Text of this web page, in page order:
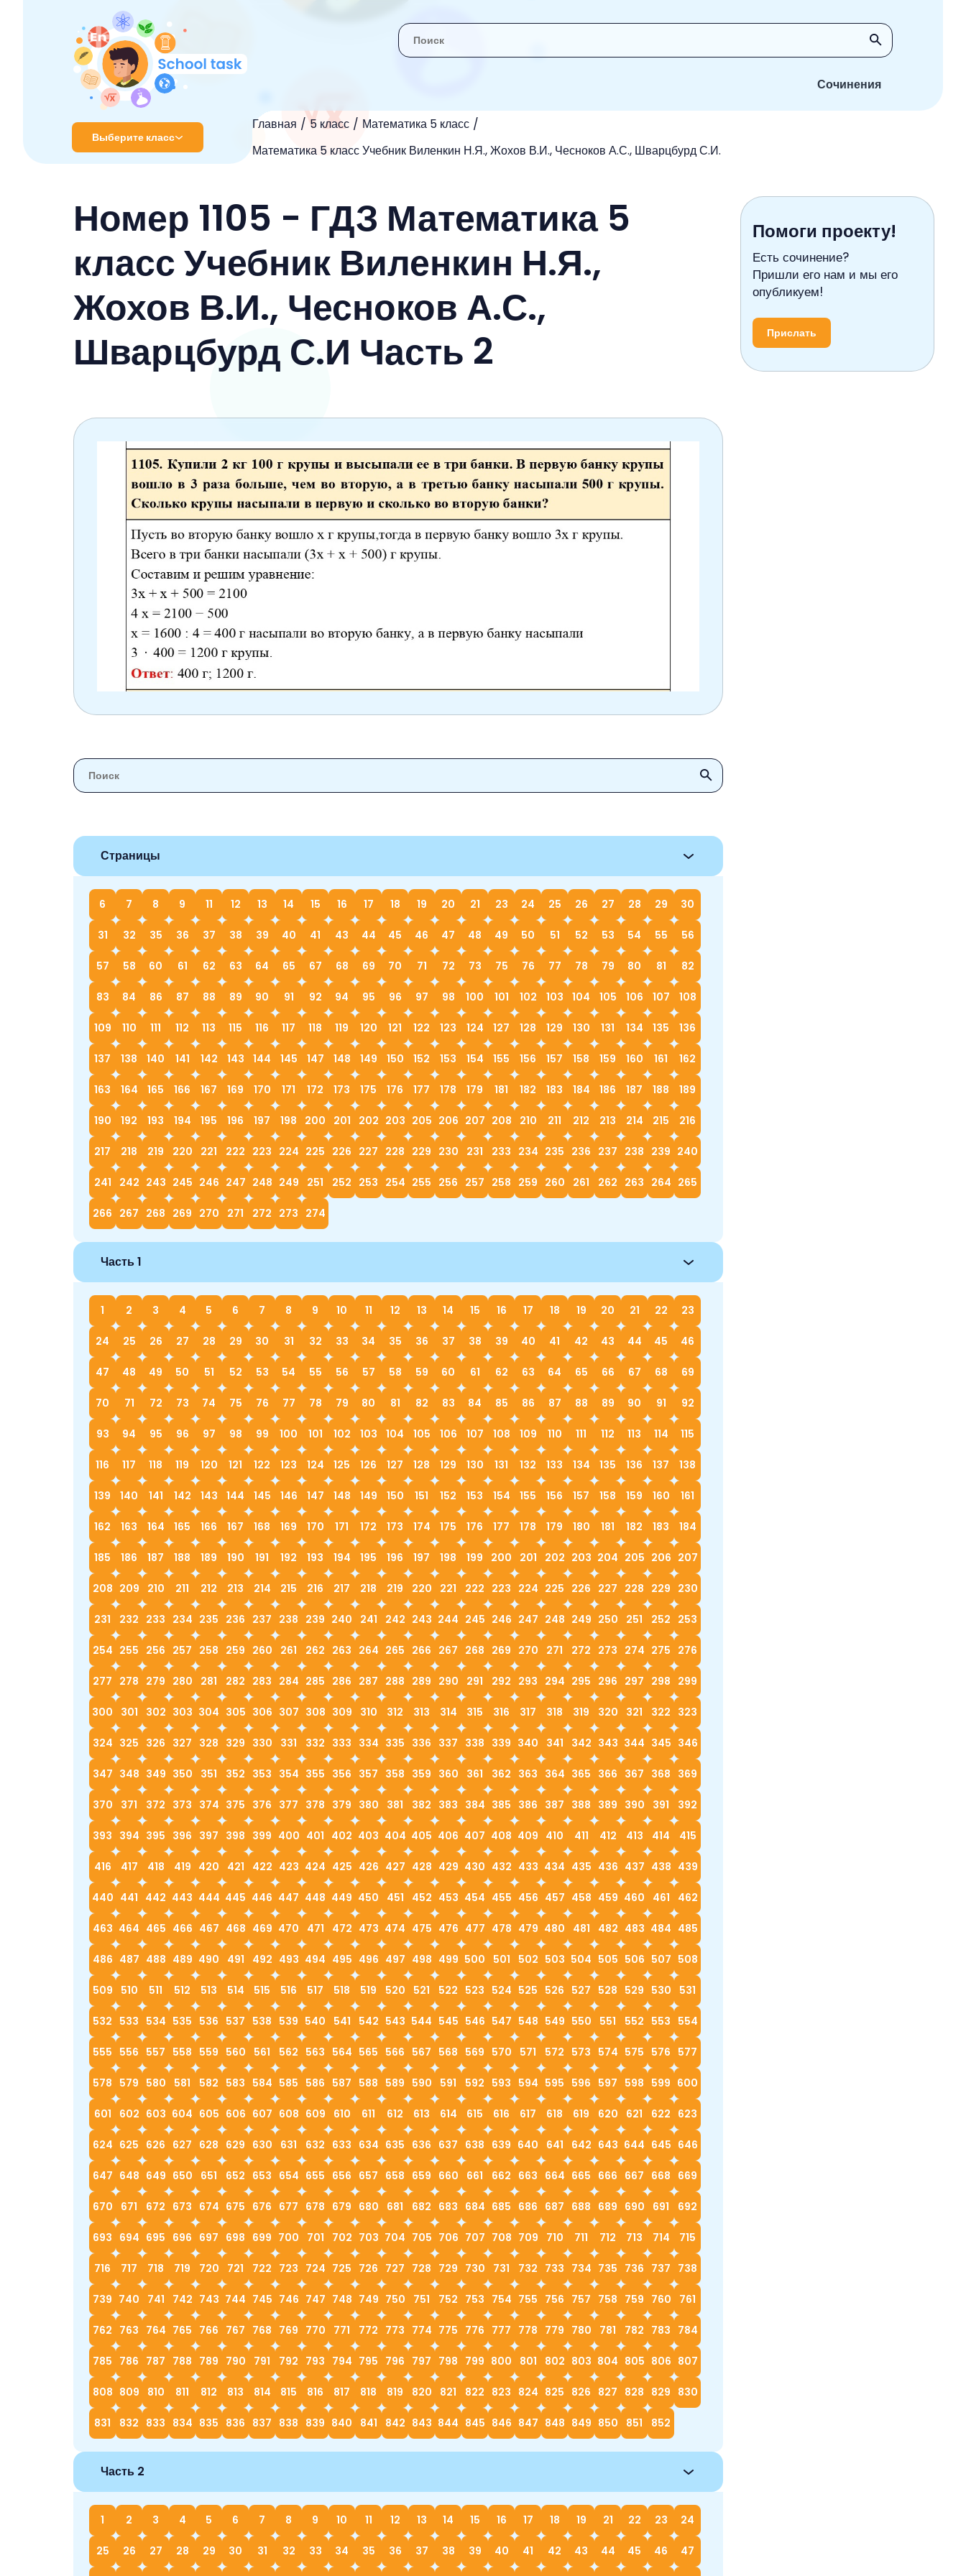
Сочинения
Выберите класс
Главная 5 класс
Математика 5 класс
Математика 5 класс Учебник Виленкин Н.Я., Жохов В.И., Чесноков А.С., Шварцбурд С.И.
2 класс
4 класс
5 класс
7 класс
9 класс
10 класс
Номер 1105 - ГДЗ Математика 5
класс Учебник Виленкин Н.Я.,
Жохов В.И., Чесноков А.С.,
Шварцбурд С.И Часть 2
Страницы
6 7 8 9 11 12 13 14 15 16 17 18 19 20 21 23 24 25 26 27 28 29 30
31 32 35 36 37 38 39 40 41 43 44 45 46 47 48 49 50 51 52 53 54 55 56
57 58 60 61 62 63 64 65 67 68 69 70 71 72 73 75 76 77 78 79 80 81 82
83 84 86 87 88 89 90 91 92 94 95 96 97 98 100 101 102 103 104 105 106 107 108
109 110 111 112 113 115 116 117 118 119 120 121 122 123 124 127 128 129 130 131 134 135 136
137 138 140 141 142 143 144 145 147 148 149 150 152 153 154 155 156 157 158 159 160 161 162
163 164 165 166 167 169 170 171 172 173 175 176 177 178 179 181 182 183 184 186 187 188 189
190 192 193 194 195 196 197 198 200 201 202 203 205 206 207 208 210 211 212 213 214 215 216
217 218 219 220 221 222 223 224 225 226 227 228 229 230 231 233 234 235 236 237 238 239 240
241 242 243 245 246 247 248 249 251 252 253 254 255 256 257 258 259 260 261 262 263 264 265
266 267 268 269 270 271 272 273 274
Часть 1
1 2 3 4 5 6 7 8 9 10 11 12 13 14 15 16 17 18 19 20 21 22 23
24 25 26 27 28 29 30 31 32 33 34 35 36 37 38 39 40 41 42 43 44 45 46
47 48 49 50 51 52 53 54 55 56 57 58 59 60 61 62 63 64 65 66 67 68 69
70 71 72 73 74 75 76 77 78 79 80 81 82 83 84 85 86 87 88 89 90 91 92
93 94 95 96 97 98 99 100 101 102 103 104 105 106 107 108 109 110 111 112 113 114 115
116 117 118 119 120 121 122 123 124 125 126 127 128 129 130 131 132 133 134 135 136 137 138
139 140 141 142 143 144 145 146 147 148 149 150 151 152 153 154 155 156 157 158 159 160 161
162 163 164 165 166 167 168 169 170 171 172 173 174 175 176 177 178 179 180 181 182 183 184
185 186 187 188 189 190 191 192 193 194 195 196 197 198 199 200 201 202 203 204 205 206 207
208 209 210 211 212 213 214 215 216 217 218 219 220 221 222 223 224 225 226 227 228 229 230
231 232 233 234 235 236 237 238 239 240 241 242 243 244 245 246 247 248 249 250 251 252 253
254 255 256 257 258 259 260 261 262 263 264 265 266 267 268 269 270 271 272 273 274 275 276
277 278 279 280 281 282 283 284 285 286 287 288 289 290 291 292 293 294 295 296 297 298 299
300 301 302 303 304 305 306 307 308 309 310 312 313 314 315 316 317 318 319 320 321 322 323
324 325 326 327 328 329 330 331 332 333 334 335 336 337 338 339 340 341 342 343 344 345 346
347 348 349 350 351 352 353 354 355 356 357 358 359 360 361 362 363 364 365 366 367 368 369
370 371 372 373 374 375 376 377 378 379 380 381 382 383 384 385 386 387 388 389 390 391 392
393 394 395 396 397 398 399 400 401 402 403 404 405 406 407 408 409 410 411 412 413 414 415
416 417 418 419 420 421 422 423 424 425 426 427 428 429 430 432 433 434 435 436 437 438 439
440 441 442 443 444 445 446 447 448 449 450 451 452 453 454 455 456 457 458 459 460 461 462
463 464 465 466 467 468 469 470 471 472 473 474 475 476 477 478 479 480 481 482 483 484 485
486 487 488 489 490 491 492 493 494 495 496 497 498 499 500 501 502 503 504 505 506 507 508
509 510 511 512 513 514 515 516 517 518 519 520 521 522 523 524 525 526 527 528 529 530 531
532 533 534 535 536 537 538 539 540 541 542 543 544 545 546 547 548 549 550 551 552 553 554
555 556 557 558 559 560 561 562 563 564 565 566 567 568 569 570 571 572 573 574 575 576 577
578 579 580 581 582 583 584 585 586 587 588 589 590 591 592 593 594 595 596 597 598 599 600
601 602 603 604 605 606 607 608 609 610 611 612 613 614 615 616 617 618 619 620 621 622 623
624 625 626 627 628 629 630 631 632 633 634 635 636 637 638 639 640 641 642 643 644 645 646
647 648 649 650 651 652 653 654 655 656 657 658 659 660 661 662 663 664 665 666 667 668 669
670 671 672 673 674 675 676 677 678 679 680 681 682 683 684 685 686 687 688 689 690 691 692
693 694 695 696 697 698 699 700 701 702 703 704 705 706 707 708 709 710 711 712 713 714 715
716 717 718 719 720 721 722 723 724 725 726 727 728 729 730 731 732 733 734 735 736 737 738
739 740 741 742 743 744 745 746 747 748 749 750 751 752 753 754 755 756 757 758 759 760 761
762 763 764 765 766 767 768 769 770 771 772 773 774 775 776 777 778 779 780 781 782 783 784
785 786 787 788 789 790 791 792 793 794 795 796 797 798 799 800 801 802 803 804 805 806 807
808 809 810 811 812 813 814 815 816 817 818 819 820 821 822 823 824 825 826 827 828 829 830
831 832 833 834 835 836 837 838 839 840 841 842 843 844 845 846 847 848 849 850 851 852
Часть 2
1 2 3 4 5 6 7 8 9 10 11 12 13 14 15 16 17 18 19 21 22 23 24
25 26 27 28 29 30 31 32 33 34 35 36 37 38 39 40 41 42 43 44 45 46 47
Помоги проекту!
Есть сочинение?
Пришли его нам и мы его
опубликуем!
Прислать